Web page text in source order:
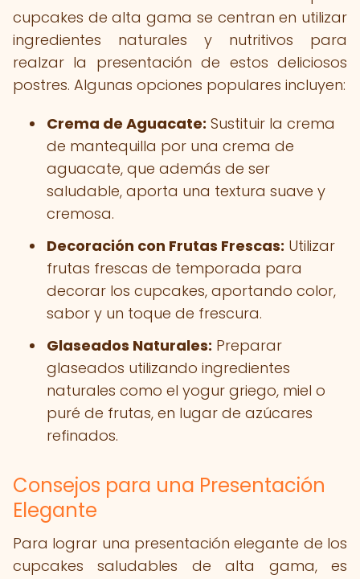
cupcakes de alta gama se centran en utilizar
ingredientes naturales y nutritivos para
realzar la presentación de estos deliciosos
postres. Algunas opciones populares incluyen:
Crema de Aguacate: Sustituir la crema
de mantequilla por una crema de
aguacate, que además de ser
saludable, aporta una textura suave y
cremosa.
Decoración con Frutas Frescas: Utilizar
frutas frescas de temporada para
decorar los cupcakes, aportando color,
sabor y un toque de frescura.
Glaseados Naturales: Preparar
glaseados utilizando ingredientes
naturales como el yogur griego, miel o
puré de frutas, en lugar de azúcares
refinados.
Consejos para una Presentación
Elegante
Para lograr una presentación elegante de los
cupcakes saludables de alta gama, es